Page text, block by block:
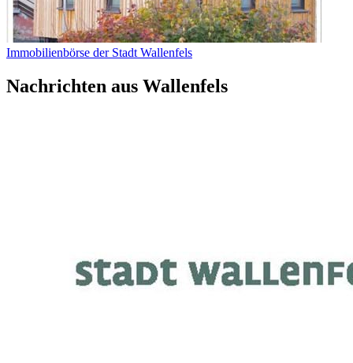
Immobilienbörse der Stadt Wallenfels
Nachrichten aus Wallenfels